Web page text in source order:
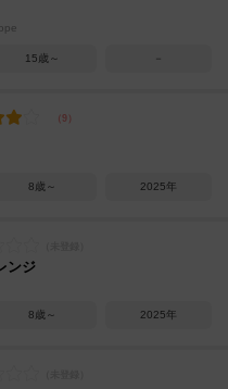
15歳～ －
8歳～ 2025年
ンジ
8歳～ 2025年